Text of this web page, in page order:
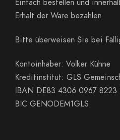
Einfach bestellen und
Erhalt der Ware bezahlen.
Bitte überweisen Sie bei
Kontoinhaber: Volker Kühne
Kreditinstitut: GLS
IBAN DE83 4306 0967 8223
BIC GENODEM1GLS